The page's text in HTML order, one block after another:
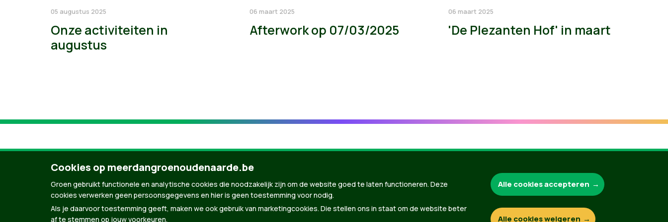
05 augustus 2025
Onze activiteiten in
augustus
06 maart 2025
Afterwork op 07/03/2025
06 maart 2025
'De Plezanten Hof' in maart
Groen.be
Cookies op meerdangroenoudenaarde.be
Groen gebruikt functionele en analytische cookies die noodzakelijk zijn om de website goed te laten functioneren. Deze
cookies verwerken geen persoonsgegevens en hier is geen toestemming voor nodig.
Als je daarvoor toestemming geeft, maken we ook gebruik van marketingcookies. Die stellen ons in staat om de website beter
af te stemmen op jouw voorkeuren.
Alle cookies accepteren
Alle cookies weigeren